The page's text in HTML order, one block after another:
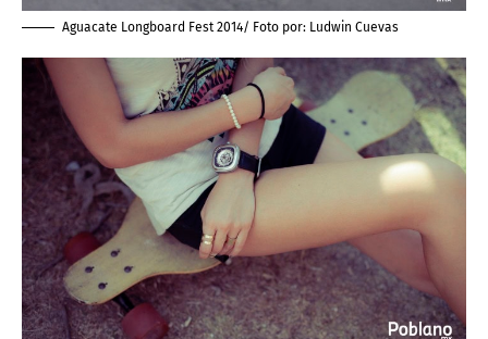
Aguacate Longboard Fest 2014/ Foto por: Ludwin Cuevas